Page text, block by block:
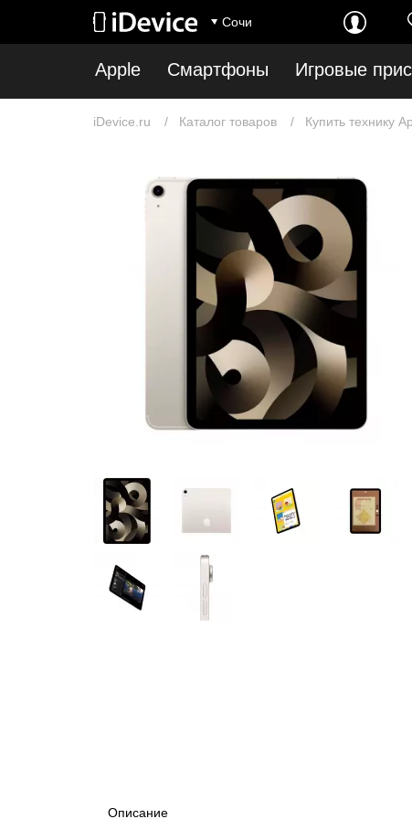
Сочи
Apple Смартфоны Игровые
iDevice.ru Каталог товаров Купить технику
Описание